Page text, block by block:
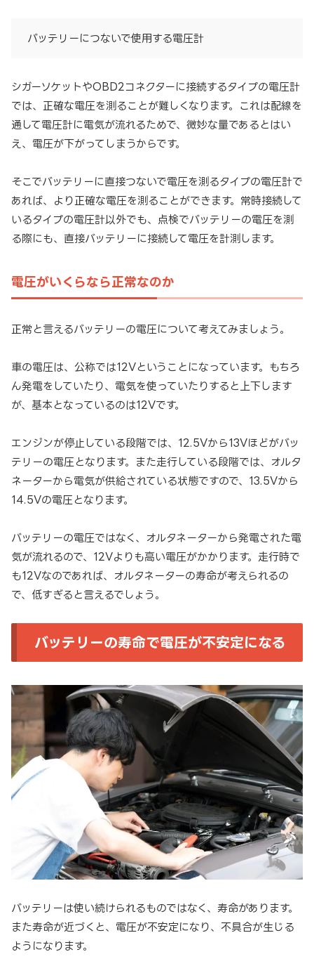
バッテリーにつないで使用する電圧計
シガーソケットやOBD2コネクターに接続するタイプの電圧計
では、正確な電圧を測ることが難しくなります。これは配線を
通して電圧計に電気が流れるためで、微妙な量であるとはい
え、電圧が下がってしまうからです。
そこでバッテリーに直接つないで電圧を測るタイプの電圧計で
あれば、より正確な電圧を測ることができます。常時接続して
いるタイプの電圧計以外でも、点検でバッテリーの電圧を測
る際にも、直接バッテリーに接続して電圧を計測します。
電圧がいくらなら正常なのか
正常と言えるバッテリーの電圧について考えてみましょう。
車の電圧は、公称では12Vということになっています。もちろ
ん発電をしていたり、電気を使っていたりすると上下します
が、基本となっているのは12Vです。
エンジンが停止している段階では、12.5Vから13Vほどがバッ
テリーの電圧となります。また走行している段階では、オルタ
ネーターから電気が供給されている状態ですので、13.5Vから
14.5Vの電圧となります。
バッテリーの電圧ではなく、オルタネーターから発電された電
気が流れるので、12Vよりも高い電圧がかかります。走行時で
も12Vなのであれば、オルタネーターの寿命が考えられるの
で、低すぎると言えるでしょう。
バッテリーの寿命で電圧が不安定になる
バッテリーは使い続けられるものではなく、寿命があります。
また寿命が近づくと、電圧が不安定になり、不具合が生じる
ようになります。